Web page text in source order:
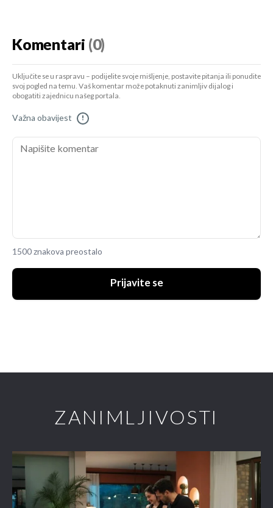
Komentari (0)
Uključite se u raspravu – podijelite svoje mišljenje, postavite pitanja ili ponudite
svoj pogled na temu. Vaš komentar može potaknuti zanimljiv dijalog i
obogatiti zajednicu našeg portala.
Važna obavijest !
1500 znakova preostalo
Prijavite se
ZANIMLJIVOSTI